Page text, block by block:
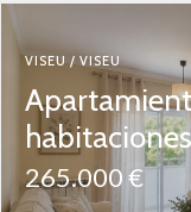
VISEU / VISEU
habitaciones
265.000 €